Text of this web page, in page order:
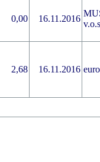
0,00 16.11.2016
2,68 16.11.2016